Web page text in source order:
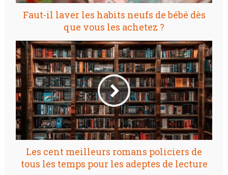
Faut-il laver les habits neufs de bébé dès
que vous les achetez ?
Les cent meilleurs romans policiers de
tous les temps pour les adeptes de lecture